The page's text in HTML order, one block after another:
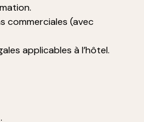
commerciales (avec
applicables à l’hôtel.